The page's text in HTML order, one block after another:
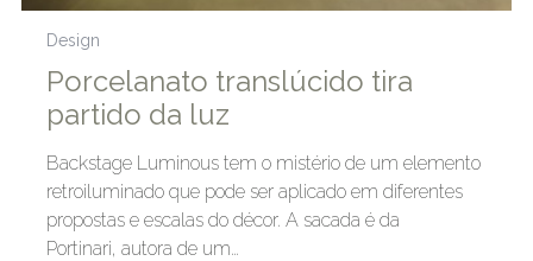
Design
Porcelanato translúcido tira
partido da luz
Backstage Luminous tem o mistério de um elemento
retroiluminado que pode ser aplicado em diferentes
propostas e escalas do décor. A sacada é da
Portinari, autora de um…